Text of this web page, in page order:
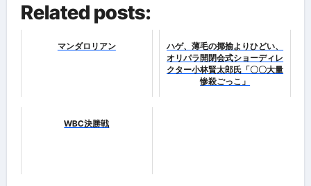
Related posts:
マンダロリアン
ハゲ、薄毛の揶揄よりひどい、
オリパラ開閉会式ショーディレ
クター小林賢太郎氏「〇〇大量
惨殺ごっこ」
WBC決勝戦